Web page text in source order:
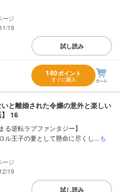
19
試し読み
140ポイント
すぐに購入
と離婚された令嬢の意外と楽しい
16
る逆転ラブファンタジー】
ル王子の妻として懸命に尽くし...も
19
試し読み